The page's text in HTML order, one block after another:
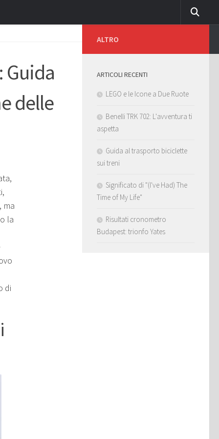
Guida
delle
ma
la
di
ALTRO
ARTICOLI RECENTI
LEGO e le Icone a Due Ruote
Benelli TRK 702: L'avventura ti
aspetta
Guida al trasporto biciclette
sui treni
Significato di "(I've Had) The
Time of My Life"
Risultati cronometro
Budapest: trionfo Yates